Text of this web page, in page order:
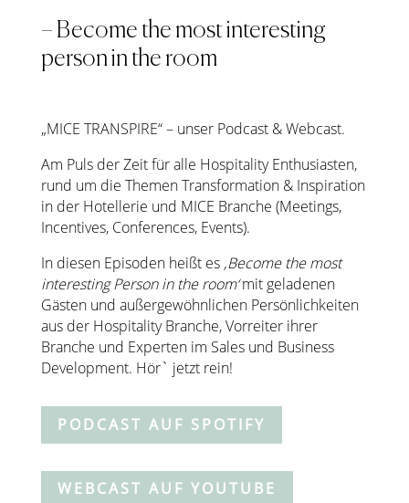
– Become the most interesting
person in the room
„MICE TRANSPIRE“ – unser Podcast & Webcast.
Am Puls der Zeit für alle Hospitality Enthusiasten,
rund um die Themen Transformation & Inspiration
in der Hotellerie und MICE Branche (Meetings,
Incentives, Conferences, Events).
In diesen Episoden heißt es ‚Become the most
interesting Person in the room‘mit geladenen
Gästen und außergewöhnlichen Persönlichkeiten
aus der Hospitality Branche, Vorreiter ihrer
Branche und Experten im Sales und Business
Development. Hör` jetzt rein!
PODCAST AUF SPOTIFY
WEBCAST AUF YOUTUBE